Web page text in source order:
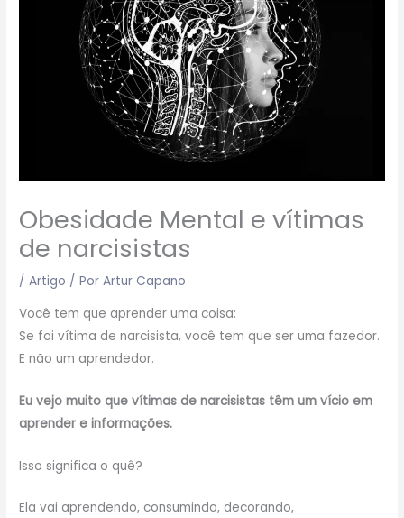
Obesidade Mental e vítimas
de narcisistas
/Artigo / PorArtur Capano
Você tem que aprender uma coisa:
Se foi vítima de narcisista, você tem que ser uma fazedor.
E não um aprendedor.
Eu vejo muito que vítimas de narcisistas têm um vício em
aprender e informações.
Isso significa o quê?
Ela vai aprendendo, consumindo, decorando,